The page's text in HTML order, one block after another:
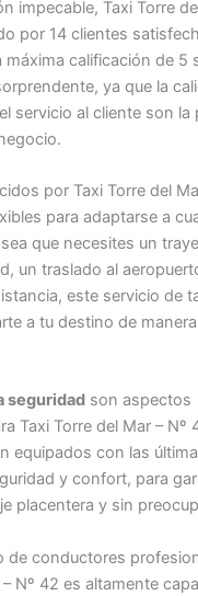
impecable, Taxi Torre
por 14 clientes
máxima calificación de 5
ya que la
servicio al cliente son la
por Taxi Torre del
para adaptarse a
que necesites un
un traslado al
este servicio de
a tu destino de
seguridad son aspectos
Taxi Torre del Mar – Nº
equipados con las
y confort, para
placentera y sin
de conductores
– Nº 42 es altamente